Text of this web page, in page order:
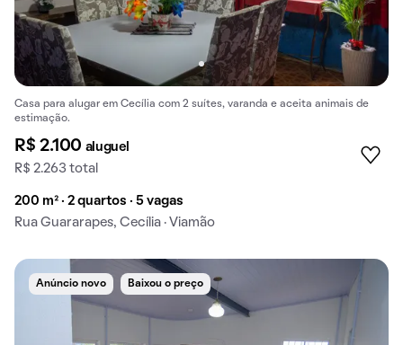
Casa para alugar em Cecília com 2 suítes, varanda e aceita animais de
estimação.
R$ 2.100 aluguel
R$ 2.263 total
200 m² · 2 quartos · 5 vagas
Rua Guararapes, Cecília · Viamão
Anúncio novo Baixou o preço